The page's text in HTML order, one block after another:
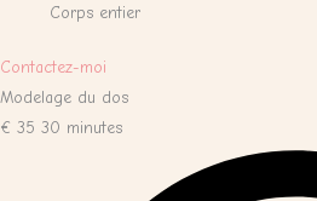
Corps entier
Contactez-moi
Modelage du dos
€ 35 30 minutes